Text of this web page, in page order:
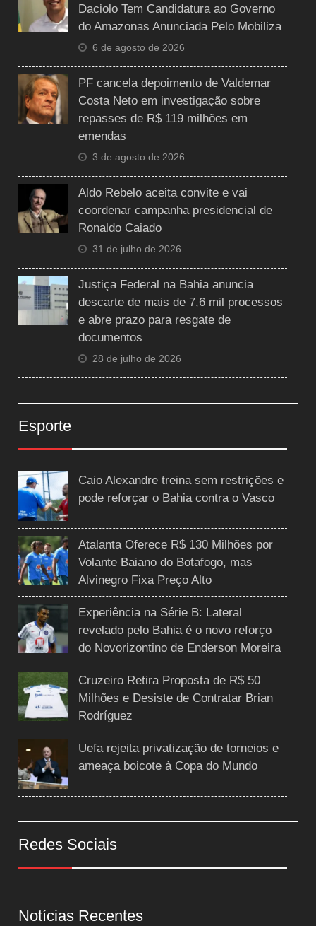
Daciolo Tem Candidatura ao Governo
do Amazonas Anunciada Pelo Mobiliza
6 de agosto de 2026
PF cancela depoimento de Valdemar
Costa Neto em investigação sobre
repasses de R$ 119 milhões em
emendas
3 de agosto de 2026
Aldo Rebelo aceita convite e vai
coordenar campanha presidencial de
Ronaldo Caiado
31 de julho de 2026
Justiça Federal na Bahia anuncia
descarte de mais de 7,6 mil processos
e abre prazo para resgate de
documentos
28 de julho de 2026
Esporte
Caio Alexandre treina sem restrições e
pode reforçar o Bahia contra o Vasco
Atalanta Oferece R$ 130 Milhões por
Volante Baiano do Botafogo, mas
Alvinegro Fixa Preço Alto
Experiência na Série B: Lateral
revelado pelo Bahia é o novo reforço
do Novorizontino de Enderson Moreira
Cruzeiro Retira Proposta de R$ 50
Milhões e Desiste de Contratar Brian
Rodríguez
Uefa rejeita privatização de torneios e
ameaça boicote à Copa do Mundo
Redes Sociais
Notícias Recentes